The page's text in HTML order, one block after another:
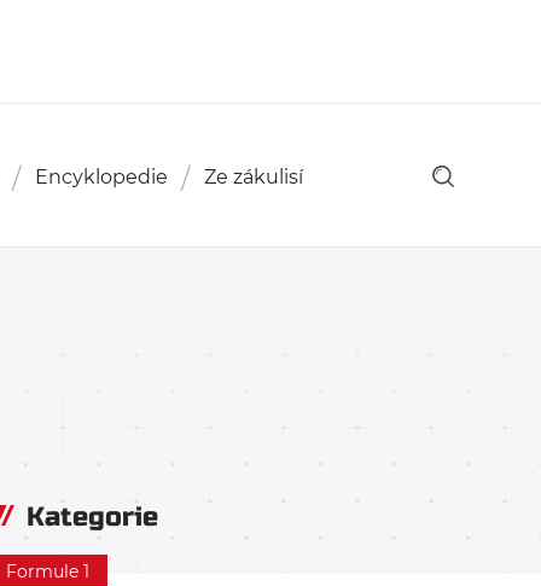
Encyklopedie Ze zákulisí
Kategorie
Formule 1